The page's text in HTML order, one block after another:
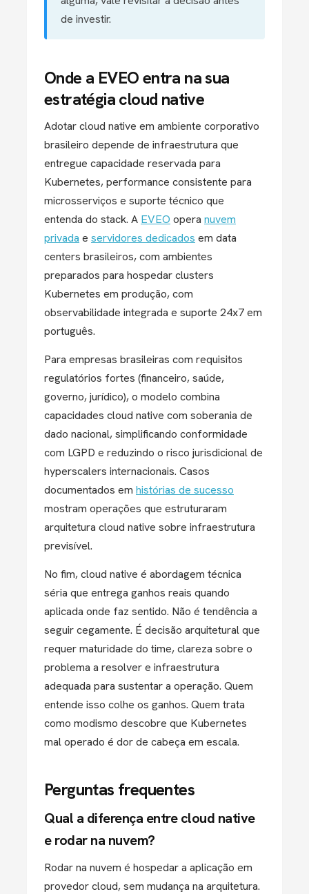
de investir.
Onde a EVEO entra na sua
estratégia cloud native
Adotar cloud native em ambiente corporativo
brasileiro depende de infraestrutura que
entregue capacidade reservada para
Kubernetes, performance consistente para
microsserviços e suporte técnico que
entenda do stack. A EVEO opera nuvem
privada e servidores dedicados em data
centers brasileiros, com ambientes
preparados para hospedar clusters
Kubernetes em produção, com
observabilidade integrada e suporte 24x7 em
português.
Para empresas brasileiras com requisitos
regulatórios fortes (financeiro, saúde,
governo, jurídico), o modelo combina
capacidades cloud native com soberania de
dado nacional, simplificando conformidade
com LGPD e reduzindo o risco jurisdicional de
hyperscalers internacionais. Casos
documentados em histórias de sucesso
mostram operações que estruturaram
arquitetura cloud native sobre infraestrutura
previsível.
No fim, cloud native é abordagem técnica
séria que entrega ganhos reais quando
aplicada onde faz sentido. Não é tendência a
seguir cegamente. É decisão arquitetural que
requer maturidade do time, clareza sobre o
problema a resolver e infraestrutura
adequada para sustentar a operação. Quem
entende isso colhe os ganhos. Quem trata
como modismo descobre que Kubernetes
mal operado é dor de cabeça em escala.
Perguntas frequentes
Qual a diferença entre cloud native
e rodar na nuvem?
Rodar na nuvem é hospedar a aplicação em
provedor cloud, sem mudança na arquitetura.